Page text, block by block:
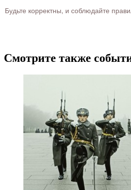
Будьте корректны, и соблюдайте
Смотрите также